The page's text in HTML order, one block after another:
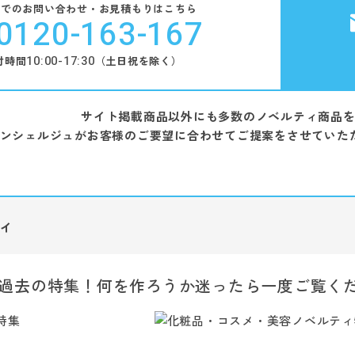
のお問い合わせ・お見積もりはこちら
163-167
時間10:00-17:30 （土日祝を除く）
サイト掲載商品以外にも多数のノベルティ商品
シェルジュがお客様のご要望に合わせてご提案をさせてい
去の特集！何を作ろうか迷ったら一度ご覧く